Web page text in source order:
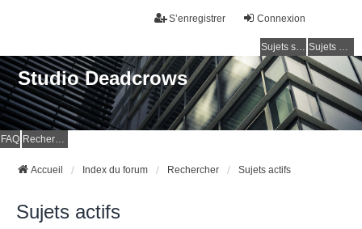
Connexion
S’enregistrer
Sujets sans réponse Sujets actifs
Studio Deadcrows
FAQ Rechercher
Accueil Index du forum Rechercher Sujets actifs
Sujets actifs